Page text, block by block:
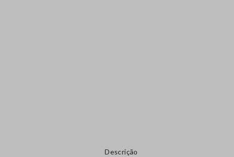
Descrição